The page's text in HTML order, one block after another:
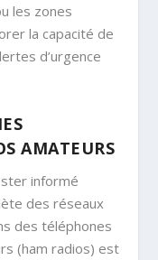
les zones
la capacité de
d’urgence
AMATEURS
informé
des réseaux
des téléphones
(ham radios) est